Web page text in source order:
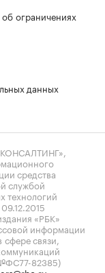
ограничениях
данных
средства
службой
технологий
«РБК»
информации
связи,
82385)